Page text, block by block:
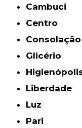
Cambuci
Centro
Consolação
Glicério
Liberdade
Luz
Pari